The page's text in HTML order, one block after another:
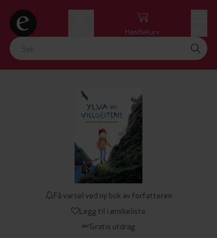
Handlekurv
Få varsel ved ny bok av forfatteren
Legg til i ønskeliste
Gratis utdrag